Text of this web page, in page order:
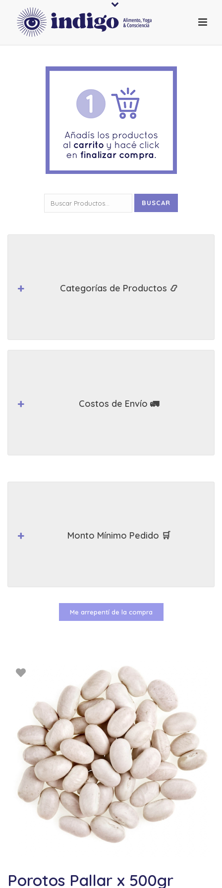
Porotos Pallar x 500gr
por:
BUSCAR
Categorías de Productos 📿
Costos de Envío 🚛
Monto Mínimo Pedido 🛒
Me arrepentí de la compra